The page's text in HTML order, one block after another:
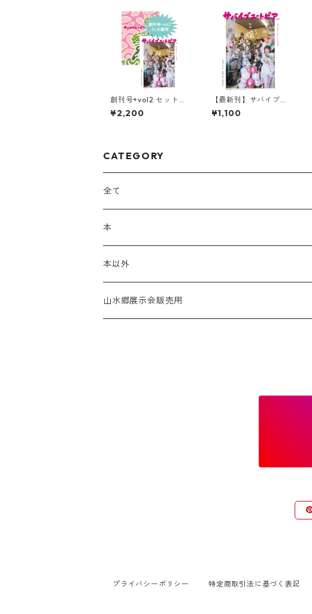
創刊号+vol2 セット販
売
¥2,200
【最新刊】サバイブユ
ートピア vol.2
¥1,100
CATEGORY
全て
本
本以外
山水郷展示会販売用
プライバシーポリシー 特定商取引法に基づく表記